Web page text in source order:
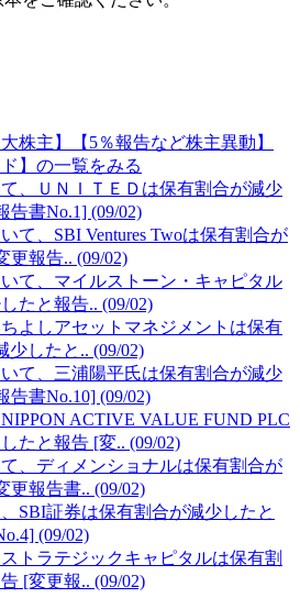
株主】【5％報告など株主異動】
】の一覧をみる
、ＵＮＩＴＥＤは保有割合が減少
告書No.1] (09/02)
て、SBI Ventures Twoは保有割合が
更報告.. (09/02)
て、マイルストーン・キャピタル
たと報告.. (09/02)
よしアセットマネジメントは保有
少したと.. (09/02)
て、三浦陽平氏は保有割合が減少
告書No.10] (09/02)
ACTIVE VALUE FUND PLC
たと報告 [変.. (09/02)
、ディメンショナルは保有割合が
更報告書.. (09/02)
SBI証券は保有割合が減少したと
(09/02)
トラテジックキャピタルは保有割
[変更報.. (09/02)